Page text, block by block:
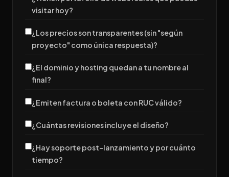
visitar hoy?
¿Los precios son transparentes (sin "según
proyecto" como única respuesta)?
¿El dominio y hosting quedan a tu nombre al
final?
¿Emiten factura o boleta con RUC válido?
¿Cuántas revisiones incluye el diseño?
¿Hay soporte post-lanzamiento y por cuánto
tiempo?